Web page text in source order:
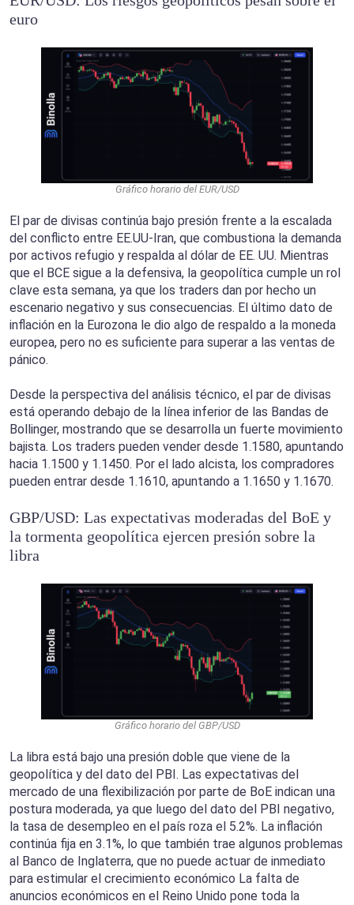
euro
Gráfico horario del EUR/USD
El par de divisas continúa bajo presión frente a la escalada
del conflicto entre EE.UU-Iran, que combustiona la demanda
por activos refugio y respalda al dólar de EE. UU. Mientras
que el BCE sigue a la defensiva, la geopolítica cumple un rol
clave esta semana, ya que los traders dan por hecho un
escenario negativo y sus consecuencias. El último dato de
inflación en la Eurozona le dio algo de respaldo a la moneda
europea, pero no es suficiente para superar a las ventas de
pánico.
Desde la perspectiva del análisis técnico, el par de divisas
está operando debajo de la línea inferior de las Bandas de
Bollinger, mostrando que se desarrolla un fuerte movimiento
bajista. Los traders pueden vender desde 1.1580, apuntando
hacia 1.1500 y 1.1450. Por el lado alcista, los compradores
pueden entrar desde 1.1610, apuntando a 1.1650 y 1.1670.
GBP/USD: Las expectativas moderadas del BoE y
la tormenta geopolítica ejercen presión sobre la
libra
Gráfico horario del GBP/USD
La libra está bajo una presión doble que viene de la
geopolítica y del dato del PBI. Las expectativas del
mercado de una flexibilización por parte de BoE indican una
postura moderada, ya que luego del dato del PBI negativo,
la tasa de desempleo en el país roza el 5.2%. La inflación
continúa fija en 3.1%, lo que también trae algunos problemas
al Banco de Inglaterra, que no puede actuar de inmediato
para estimular el crecimiento económico La falta de
anuncios económicos en el Reino Unido pone toda la